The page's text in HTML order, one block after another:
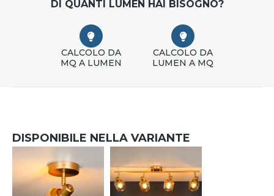
DI QUANTI LUMEN HAI BISOGNO?
CALCOLO DA
MQ A LUMEN
CALCOLO DA
LUMEN A MQ
DISPONIBILE NELLA VARIANTE